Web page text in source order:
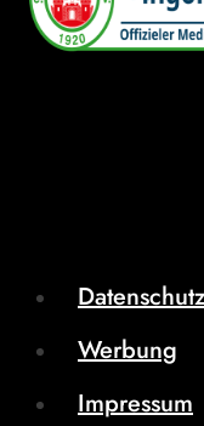
Werbung
Impressum